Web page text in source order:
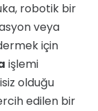
robotik bir
veya
için
işlemi
olduğu
edilen bir